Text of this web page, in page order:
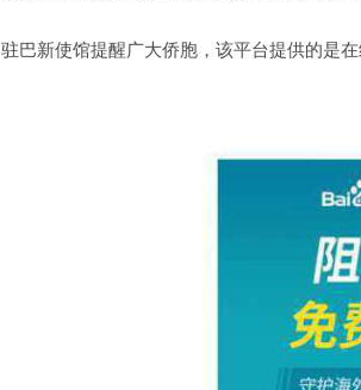
驻巴新使馆提醒广大侨胞，该平台提供的是